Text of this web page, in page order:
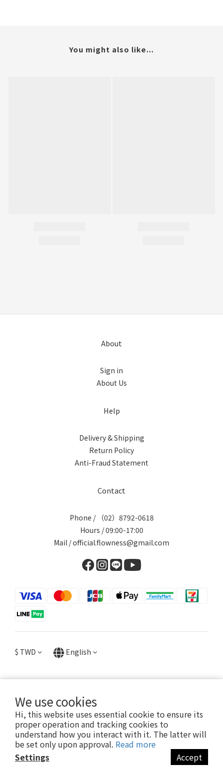
We use cookies
Hi, this website uses essential cookie to ensure its
proper operation and tracking cookies to
understand how you interact with it. The latter will
be set only upon approval. Read more
Settings
Accept
You might also like...
About
Sign in
About Us
Help
Delivery & Shipping
Return Policy
Anti-Fraud Statement
Contact
Phone / （02）8792-0618
Hours / 09:00-17:00
Mail / official.flowness@gmail.com
$ TWD English
提醒您，我們不會以電話或簡訊方式通知變更付款方式。
Copyright© [year][owner]